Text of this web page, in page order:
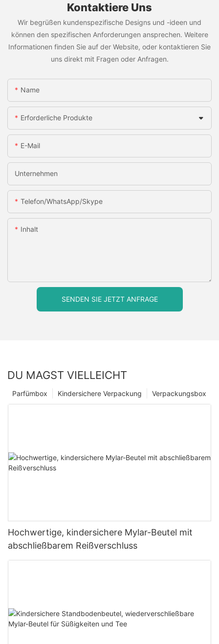
Kontaktiere Uns
Wir begrüßen kundenspezifische Designs und -ideen und
können den spezifischen Anforderungen ansprechen. Weitere
Informationen finden Sie auf der Website, oder kontaktieren Sie
uns direkt mit Fragen oder Anfragen.
Name
Erforderliche Produkte
E-Mail
Unternehmen
Telefon/WhatsApp/Skype
Inhalt
SENDEN SIE JETZT ANFRAGE
DU MAGST VIELLEICHT
Verpackungsbox
Kindersichere Verpackung
Parfümbox
Hochwertige, kindersichere Mylar-Beutel mit
abschließbarem Reißverschluss